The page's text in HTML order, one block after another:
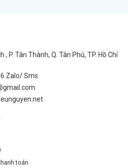
, P. Tân Thành, Q. Tân Phú, TP. Hồ Chí
Zalo/ Sms
toán